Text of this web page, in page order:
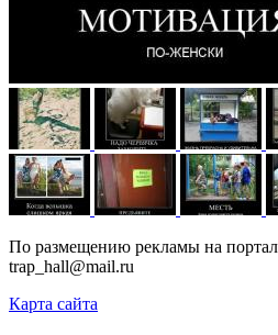
По размещению рекламы на
trap_hall@mail.ru
Карта сайта